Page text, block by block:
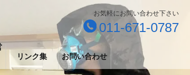
お気軽にお問い合わせ下さい
011-671-0787
リンク集 お問い合わせ